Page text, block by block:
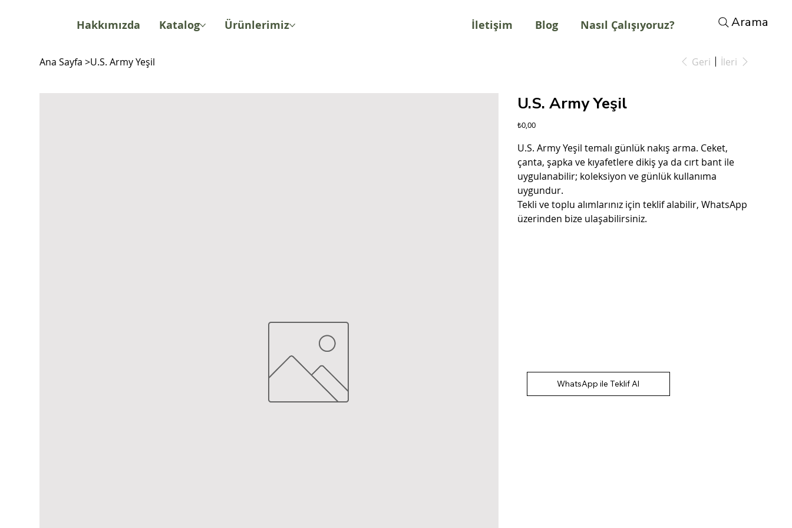
Hakkımızda Katalog Ürünlerimiz İletişim Blog Nasıl Çalışıyoruz? Arama
Ana Sayfa >U.S. Army Yeşil Geri İleri
U.S. Army Yeşil
Fiyat
₺0,00
U.S. Army Yeşil temalı günlük nakış arma. Ceket,
çanta, şapka ve kıyafetlere dikiş ya da cırt bant ile
uygulanabilir; koleksiyon ve günlük kullanıma
uygundur.
Tekli ve toplu alımlarınız için teklif alabilir, WhatsApp
üzerinden bize ulaşabilirsiniz.
WhatsApp ile Teklif Al